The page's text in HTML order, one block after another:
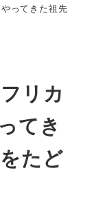
ってきた祖先
リカ
てき
たど